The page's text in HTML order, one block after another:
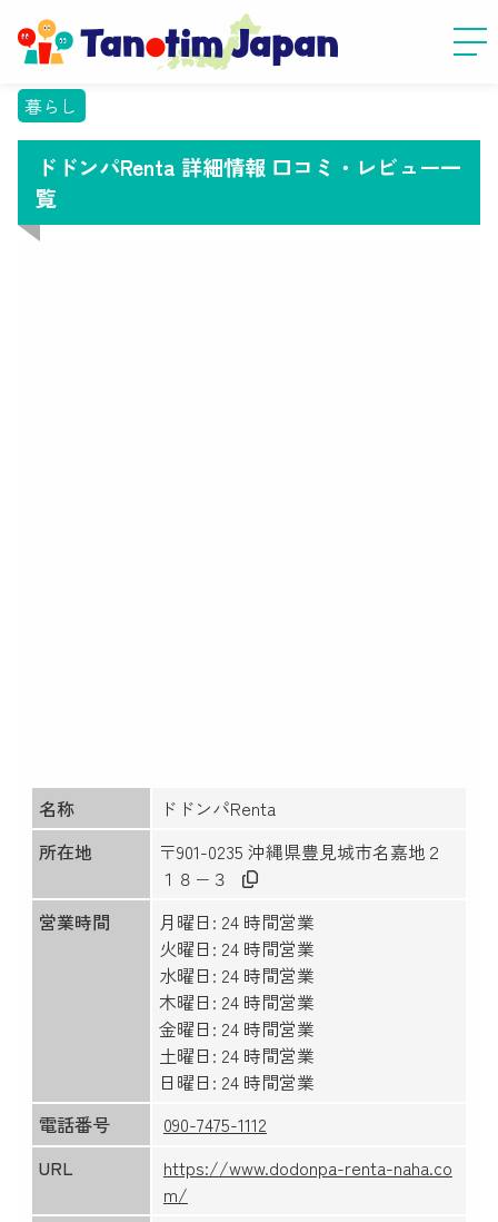
暮らし
ドドンパRenta 詳細情報 口コミ・レビュー一
覧
名称
ドドンパRenta
所在地
〒901-0235 沖縄県豊見城市名嘉地２
１８−３
営業時間
月曜日: 24 時間営業
火曜日: 24 時間営業
水曜日: 24 時間営業
木曜日: 24 時間営業
金曜日: 24 時間営業
土曜日: 24 時間営業
日曜日: 24 時間営業
電話番号
090-7475-1112
URL
https://www.dodonpa-renta-naha.co
m/